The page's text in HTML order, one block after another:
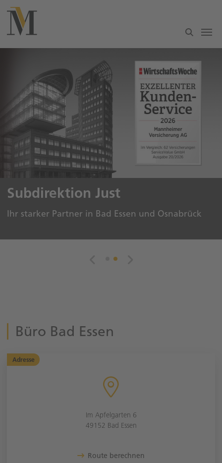
Zum Hauptinhalt springen
Subdirektion Just
Ihr starker Partner in Bad Essen und Osnabrück
Büro Bad Essen
Adresse
Im Apfelgarten 6
49152 Bad Essen
Route berechnen